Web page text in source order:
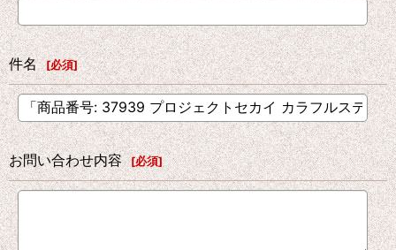
件名 [必須]
お問い合わせ内容 [必須]